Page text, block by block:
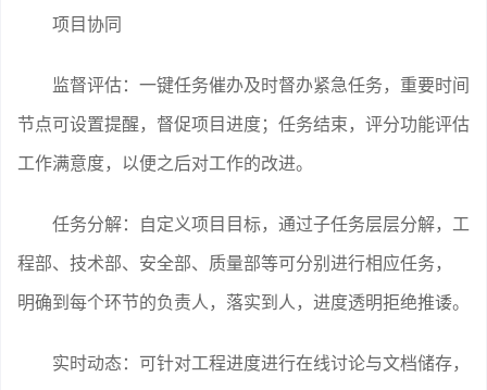
项目协同
监督评估：一键任务催办及时督办紧急任务，重要时间
节点可设置提醒，督促项目进度；任务结束，评分功能评估
工作满意度，以便之后对工作的改进。
任务分解：自定义项目目标，通过子任务层层分解，工
程部、技术部、安全部、质量部等可分别进行相应任务，
明确到每个环节的负责人，落实到人，进度透明拒绝推诿。
实时动态：可针对工程进度进行在线讨论与文档储存，